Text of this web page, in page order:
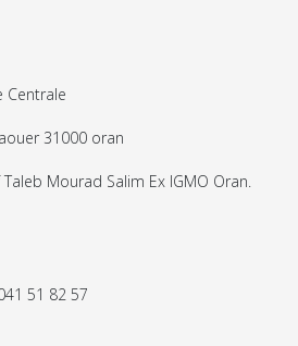
Centrale
31000 oran
Mourad Salim Ex IGMO Oran.
51 82 57